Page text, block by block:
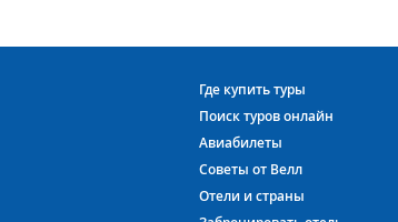
отеля. В нем есть
направлениях
языком для общения),
ресторан и бар, нередко
этом в этой категории
детской инфраструктуры.
Где купить туры
Поиск туров онлайн
Авиабилеты
Советы от Велл
Отели и страны